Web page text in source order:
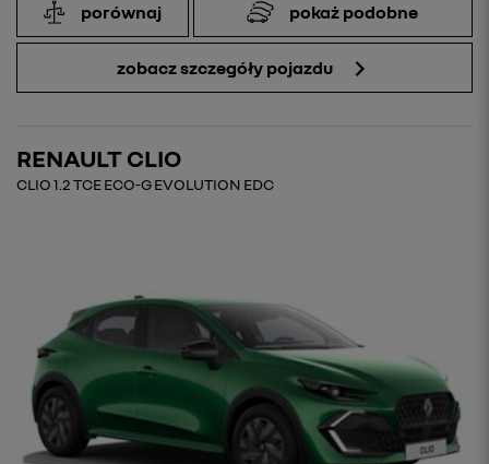
porównaj pokaż podobne
zobacz szczegóły pojazdu
RENAULT CLIO
CLIO 1.2 TCE ECO-G EVOLUTION EDC